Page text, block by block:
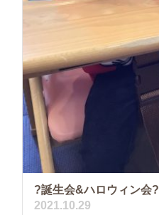
?誕生会&ハロウィン会?
2021.10.29